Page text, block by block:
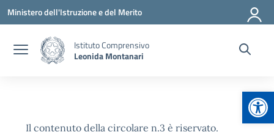
Vai ai contenuti
Vai al menu di navigazione
Vai al footer
Ministero dell'Istruzione e del Merito
Istituto Comprensivo
Leonida Montanari
Il contenuto della circolare n.3 è riservato.